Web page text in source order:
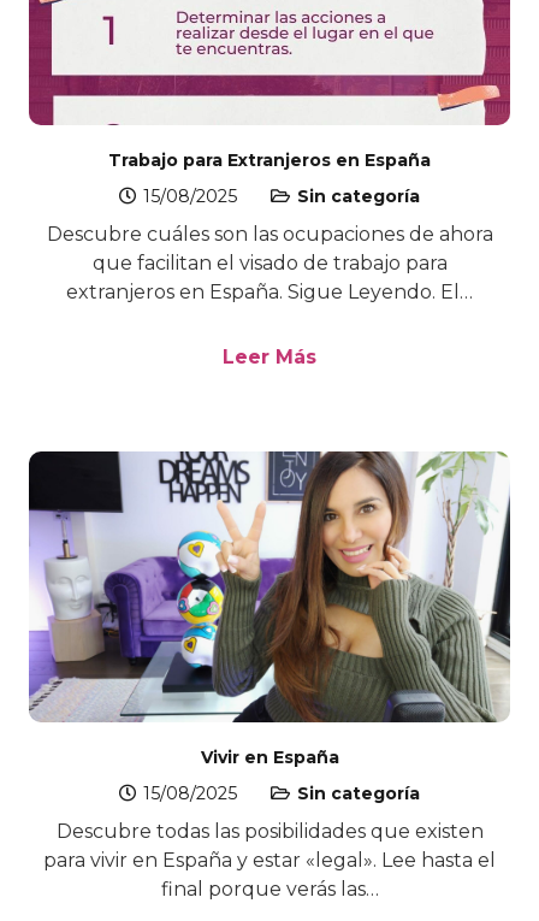
Trabajo para Extranjeros en España
15/08/2025
Sin categoría
Descubre cuáles son las ocupaciones de ahora
que facilitan el visado de trabajo para
extranjeros en España. Sigue Leyendo. El…
Leer Más
Vivir en España
15/08/2025
Sin categoría
Descubre todas las posibilidades que existen
para vivir en España y estar «legal». Lee hasta el
final porque verás las…